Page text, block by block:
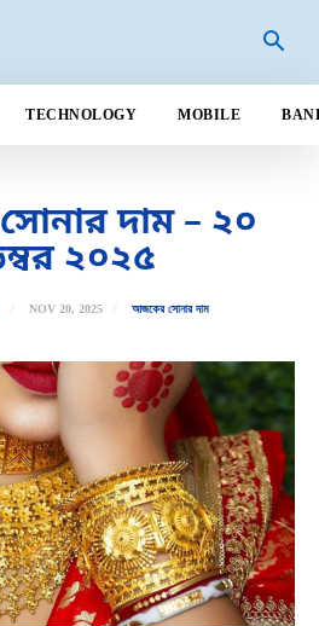
TECHNOLOGY MOBILE
দাম – ২০
২০২৫
NOV 20, 2025 আজকের সোনার দাম